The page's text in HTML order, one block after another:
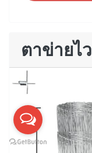
ตาข่ายไ